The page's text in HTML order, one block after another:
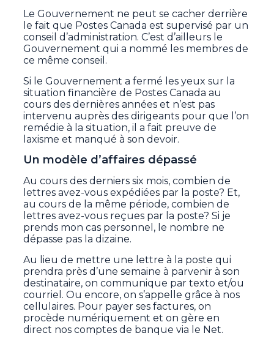
Le Gouvernement ne peut se cacher derrière
le fait que Postes Canada est supervisé par un
conseil d’administration. C’est d’ailleurs le
Gouvernement qui a nommé les membres de
ce même conseil.
Si le Gouvernement a fermé les yeux sur la
situation financière de Postes Canada au
cours des dernières années et n’est pas
intervenu auprès des dirigeants pour que l’on
remédie à la situation, il a fait preuve de
laxisme et manqué à son devoir.
Un modèle d’affaires dépassé
Au cours des derniers six mois, combien de
lettres avez-vous expédiées par la poste? Et,
au cours de la même période, combien de
lettres avez-vous reçues par la poste? Si je
prends mon cas personnel, le nombre ne
dépasse pas la dizaine.
Au lieu de mettre une lettre à la poste qui
prendra près d’une semaine à parvenir à son
destinataire, on communique par texto et/ou
courriel. Ou encore, on s’appelle grâce à nos
cellulaires. Pour payer ses factures, on
procède numériquement et on gère en
direct nos comptes de banque via le Net.